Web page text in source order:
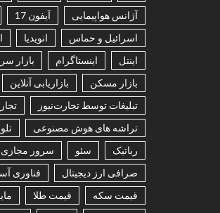
آژانس هواپیمایی
آیفون 17
اسرائیل و حماس
انویدیا
اینتل
اینستاگرام بازار
بازار مسکن
بازاریابی آنلاین
تبلیغات توسط تجارت‌نیوز
تراشه های هوش مصنوعی
رباتیک
سئو سرور مجازی
صرافی ارز دیجیتال
فناوری
قیمت سکه
قیمت طلا